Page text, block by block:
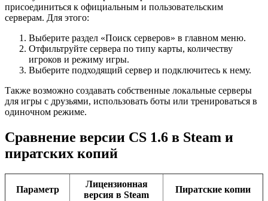
присоединиться к официальным и пользовательским
серверам. Для этого:
Выберите раздел «Поиск серверов» в главном меню.
Отфильтруйте сервера по типу карты, количеству
игроков и режиму игры.
Выберите подходящий сервер и подключитесь к нему.
Также возможно создавать собственные локальные серверы
для игры с друзьями, использовать боты или тренироваться в
одиночном режиме.
Сравнение версии CS 1.6 в Steam и
пиратских копий
Параметр
Лицензионная
версия в Steam
Пиратские копии